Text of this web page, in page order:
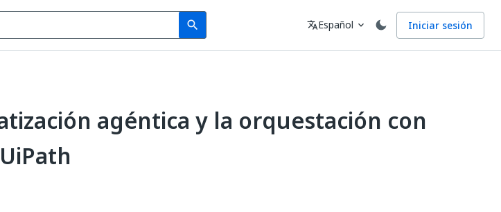
search
Search Idioma
translateEspañol expand_more Iniciar sesión
agéntica y la orquestación con
UiPath